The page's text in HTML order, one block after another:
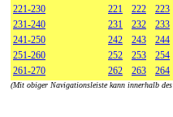
221-230
221 222 223
231-240
231 232 233
241-250
242 243 244
251-260
252 253 254
261-270
262 263 264
(Mit obiger Navigationsleiste kann innerhalb des